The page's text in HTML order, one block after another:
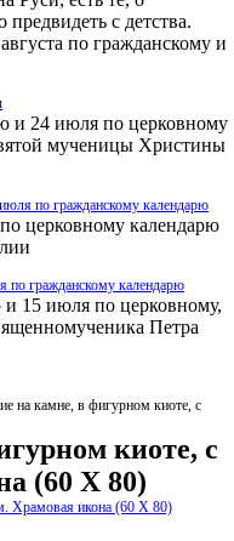
с детства.
по гражданскому и
и 24 июля по церковному
мученицы Христины
по гражданскому календарю
церковному календарю
гражданскому календарю
15 июля по церковному,
Петра
на камне, в фигурном киоте, с
киоте, с
(60 Х 80)